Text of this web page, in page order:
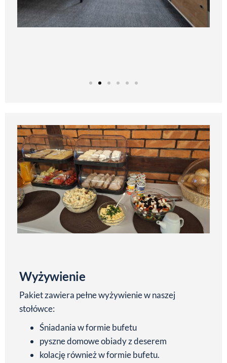
Wyżywienie
Pakiet zawiera pełne wyżywienie w naszej
stołówce:
Śniadania w formie bufetu
pyszne domowe obiady z deserem
kolację również w formie bufetu.